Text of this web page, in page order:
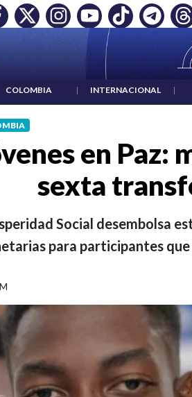
| "HABLAR NO ES UN
principal
COLOMBIA | INTERNACIONAL |
en Paz:
sexta
Social desembolsa
para participantes